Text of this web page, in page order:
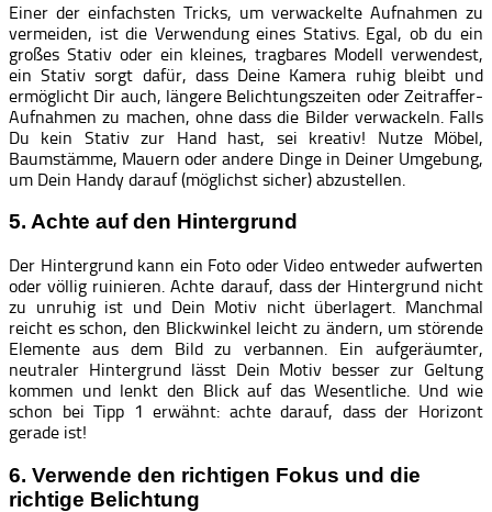
Einer der einfachsten Tricks, um verwackelte Aufnahmen zu
vermeiden, ist die Verwendung eines Stativs. Egal, ob du ein
großes Stativ oder ein kleines, tragbares Modell verwendest,
ein Stativ sorgt dafür, dass Deine Kamera ruhig bleibt und
ermöglicht Dir auch, längere Belichtungszeiten oder Zeitraffer-
Aufnahmen zu machen, ohne dass die Bilder verwackeln. Falls
Du kein Stativ zur Hand hast, sei kreativ! Nutze Möbel,
Baumstämme, Mauern oder andere Dinge in Deiner Umgebung,
um Dein Handy darauf (möglichst sicher) abzustellen.
5. Achte auf den Hintergrund
Der Hintergrund kann ein Foto oder Video entweder aufwerten
oder völlig ruinieren. Achte darauf, dass der Hintergrund nicht
zu unruhig ist und Dein Motiv nicht überlagert. Manchmal
reicht es schon, den Blickwinkel leicht zu ändern, um störende
Elemente aus dem Bild zu verbannen. Ein aufgeräumter,
neutraler Hintergrund lässt Dein Motiv besser zur Geltung
kommen und lenkt den Blick auf das Wesentliche. Und wie
schon bei Tipp 1 erwähnt: achte darauf, dass der Horizont
gerade ist!
6. Verwende den richtigen Fokus und die
richtige Belichtung